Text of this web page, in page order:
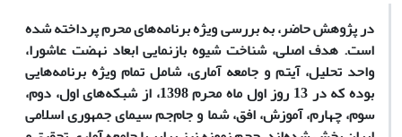
در پژوهش حاضر، به بررسی ویژه برنامه‌های محرم پرداخته شده
است. هدف اصلی، شناخت شیوه بازنمایی ابعاد نهضت عاشورا،
واحد تحلیل، آیتم و جامعه آماری، شامل تمام ویژه برنامه‌هایی
بوده که در 13 روز اول ماه محرم 1398، از شبکه‌های اول، دوم،
سوم، چهارم، آموزش، افق، شما و جام‌جم سیمای جمهوری اسلامی